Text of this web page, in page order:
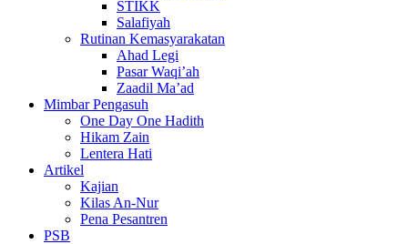
STIKK
Salafiyah
Rutinan Kemasyarakatan
Ahad Legi
Pasar Waqi’ah
Zaadil Ma’ad
Mimbar Pengasuh
One Day One Hadith
Hikam Zain
Lentera Hati
Artikel
Kajian
Kilas An-Nur
Pena Pesantren
PSB